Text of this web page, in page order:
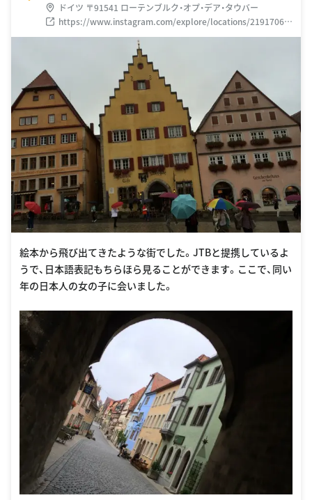
ドイツ 〒91541 ローテンブルク・オプ・デア・タウバー
https://www.instagram.com/explore/locations/21917063
8/rothenburg-ob-der-tauber/
絵本から飛び出てきたような街でした。JTBと提携しているよ
うで、日本語表記もちらほら見ることができます。ここで、同い
年の日本人の女の子に会いました。